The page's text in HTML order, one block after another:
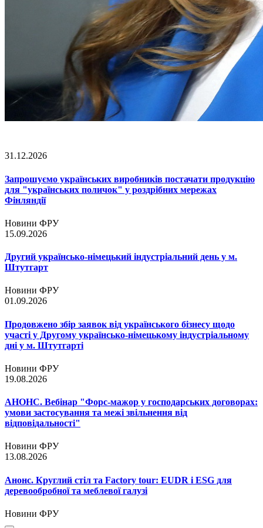
31.12.2026
Запрошуємо українських виробників постачати продукцію
для "українських поличок" у роздрібних мережах
Фінляндії
Новини ФРУ
15.09.2026
Другий українсько-німецький індустріальний день у м.
Штутгарт
Новини ФРУ
01.09.2026
Продовжено збір заявок від українського бізнесу щодо
участі у Другому українсько-німецькому індустріальному
дні у м. Штутгарті
Новини ФРУ
19.08.2026
АНОНС. Вебінар "Форс-мажор у господарських договорах:
умови застосування та межі звільнення від
відповідальності"
Новини ФРУ
13.08.2026
Анонс. Круглий стіл та Factory tour: EUDR і ESG для
деревообробної та меблевої галузі
Новини ФРУ